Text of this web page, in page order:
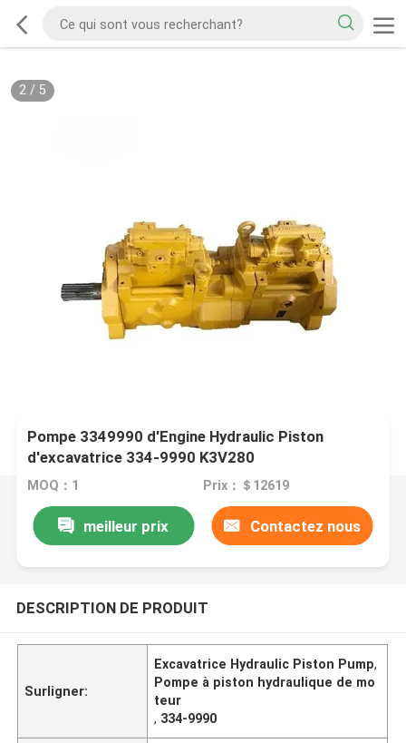
2/ 5
Pompe 3349990 d'Engine Hydraulic Piston
d'excavatrice 334-9990 K3V280
MOQ：1 Prix：＄12619
meilleur prix Contactez nous
DESCRIPTION DE PRODUIT
Surligner:
Excavatrice Hydraulic Piston Pump,
Pompe à piston hydraulique de mo
teur
, 334-9990